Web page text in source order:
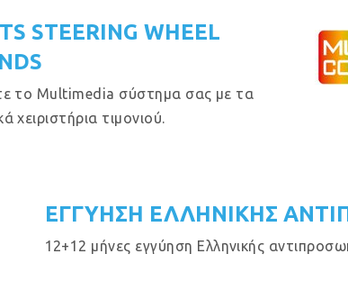
STEERING WHEEL
το Multimedia σύστημα σας με τα
χειριστήρια τιμονιού.
ΕΓΓΥΗΣΗ ΕΛΛΗΝΙΚΗΣ
12+12 μήνες εγγύηση Ελληνικής